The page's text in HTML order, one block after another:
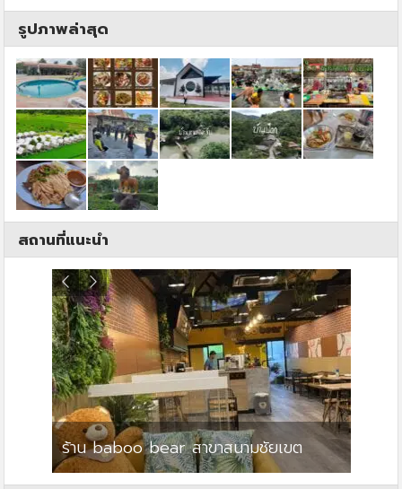
รูปภาพล่าสุด
สถานที่แนะนำ
ร้าน baboo bear สาขาสนามชัยเขต